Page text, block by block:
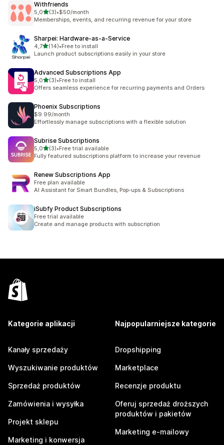
Withfriends
5,0na 5 gwiazdek
(3)
Łączna liczba recenzji: 3
•$50/month
Memberships, events, and recurring revenue for your store
Sharpei: Hardware‑as‑a‑Service
4,7na 5 gwiazdek
(14)
Łączna liczba recenzji: 14
•Free to install
Launch product subscriptions easily in your store
Advanced Subscriptions App
5,0na 5 gwiazdek
(3)
Łączna liczba recenzji: 3
•Free to install
Offers seamless experience for recurring payments and Orders
Phoenix Subscriptions
$9.99/month
Effortlessly manage subscriptions with a flexible solution
Subrise Subscriptions
5,0na 5 gwiazdek
(3)
Łączna liczba recenzji: 3
•Free trial available
Fully featured subscriptions platform to increase your revenue
Renew Subscriptions App
Free plan available
AI Assistant for Smart Bundles, Pop-ups & Subscriptions
iSubfy Product Subscriptions
Free trial available
Create and manage products with subscription
Kategorie aplikacji
Kanały sprzedaży
Wyszukiwanie produktów
Sprzedaż produktów
Zamówienia i wysyłka
Projekt sklepu
Marketing i konwersja
Najpopularniejsze kategorie
Dropshipping
Marketplace
Recenzje produktu
Oferuj sprzedaż droższych
produktów i pakietów
Marketing e-mailowy